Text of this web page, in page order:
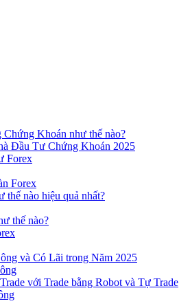
Khoán như thế nào?
Đầu Tư Chứng Khoán 2025
Forex
Forex
nào hiệu quả nhất?
thế nào?
và Có Lãi trong Năm 2025
với Trade bằng Robot và Tự Trade